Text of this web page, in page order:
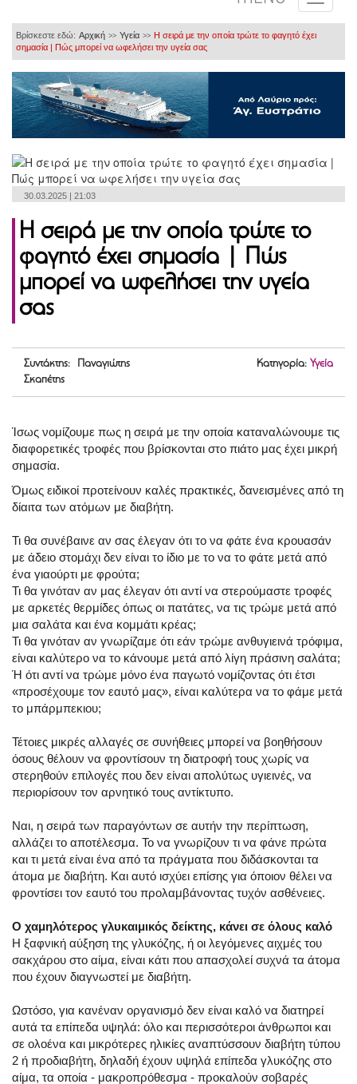
Βρίσκεστε εδώ: Αρχική >> Υγεία >> Η σειρά με την οποία τρώτε το φαγητό έχει
σημασία | Πώς μπορεί να ωφελήσει την υγεία σας
30.03.2025 | 21:03
Η σειρά με την οποία τρώτε το
φαγητό έχει σημασία | Πώς
μπορεί να ωφελήσει την υγεία
σας
Συντάκτης: Παναγιώτης
Σκαπέτης
Κατηγορία: Υγεία
Ίσως νομίζουμε πως η σειρά με την οποία καταναλώνουμε τις
διαφορετικές τροφές που βρίσκονται στο πιάτο μας έχει μικρή
σημασία.
Όμως ειδικοί προτείνουν καλές πρακτικές, δανεισμένες από τη
δίαιτα των ατόμων με διαβήτη.
Τι θα συνέβαινε αν σας έλεγαν ότι το να φάτε ένα κρουασάν
με άδειο στομάχι δεν είναι το ίδιο με το να το φάτε μετά από
ένα γιαούρτι με φρούτα;
Τι θα γινόταν αν μας έλεγαν ότι αντί να στερούμαστε τροφές
με αρκετές θερμίδες όπως οι πατάτες, να τις τρώμε μετά από
μια σαλάτα και ένα κομμάτι κρέας;
Τι θα γινόταν αν γνωρίζαμε ότι εάν τρώμε ανθυγιεινά τρόφιμα,
είναι καλύτερο να το κάνουμε μετά από λίγη πράσινη σαλάτα;
Ή ότι αντί να τρώμε μόνο ένα παγωτό νομίζοντας ότι έτσι
«προσέχουμε τον εαυτό μας», είναι καλύτερα να το φάμε μετά
το μπάρμπεκιου;
Τέτοιες μικρές αλλαγές σε συνήθειες μπορεί να βοηθήσουν
όσους θέλουν να φροντίσουν τη διατροφή τους χωρίς να
στερηθούν επιλογές που δεν είναι απολύτως υγιεινές, να
περιορίσουν τον αρνητικό τους αντίκτυπο.
Ναι, η σειρά των παραγόντων σε αυτήν την περίπτωση,
αλλάζει το αποτέλεσμα. Το να γνωρίζουν τι να φάνε πρώτα
και τι μετά είναι ένα από τα πράγματα που διδάσκονται τα
άτομα με διαβήτη. Και αυτό ισχύει επίσης για όποιον θέλει να
φροντίσει τον εαυτό του προλαμβάνοντας τυχόν ασθένειες.
Ο χαμηλότερος γλυκαιμικός δείκτης, κάνει σε όλους καλό
Η ξαφνική αύξηση της γλυκόζης, ή οι λεγόμενες αιχμές του
σακχάρου στο αίμα, είναι κάτι που απασχολεί συχνά τα άτομα
που έχουν διαγνωστεί με διαβήτη.
Ωστόσο, για κανέναν οργανισμό δεν είναι καλό να διατηρεί
αυτά τα επίπεδα υψηλά: όλο και περισσότεροι άνθρωποι και
σε ολοένα και μικρότερες ηλικίες αναπτύσσουν διαβήτη τύπου
2 ή προδιαβήτη, δηλαδή έχουν υψηλά επίπεδα γλυκόζης στο
αίμα, τα οποία - μακροπρόθεσμα - προκαλούν σοβαρές